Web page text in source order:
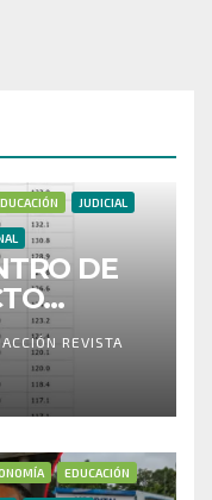
JUDICIAL
DE
Y PIDE
REVISTA
EDUCACIÓN